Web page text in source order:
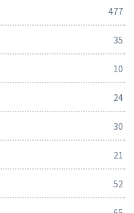
477
35
10
24
30
21
52